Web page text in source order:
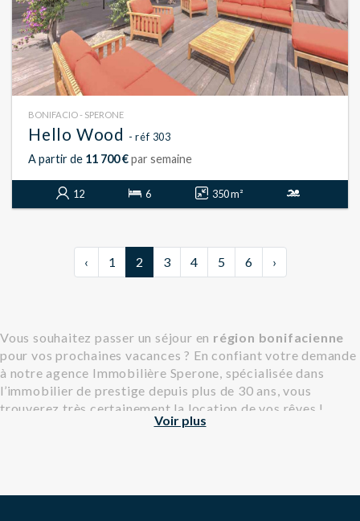
BONIFACIO - SPERONE
Hello Wood - réf 303
A partir de 11 700 €par semaine
12 6 350 m²
‹ 1 2 3 4 5 6 ›
Vous souhaitez passer un séjour en région bonifacienne
pour vos prochaines vacances ? En confiant votre demande
à notre agence Immobilière Sperone, spécialisée dans
l’immobilier de prestige depuis plus de 30 ans, vous
trouverez très certainement la location de vos rêves !
Découvrez notre sélection delocation de villas
Sperone ?
Voir plus